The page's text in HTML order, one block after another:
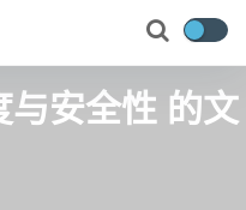
与安全性 的文